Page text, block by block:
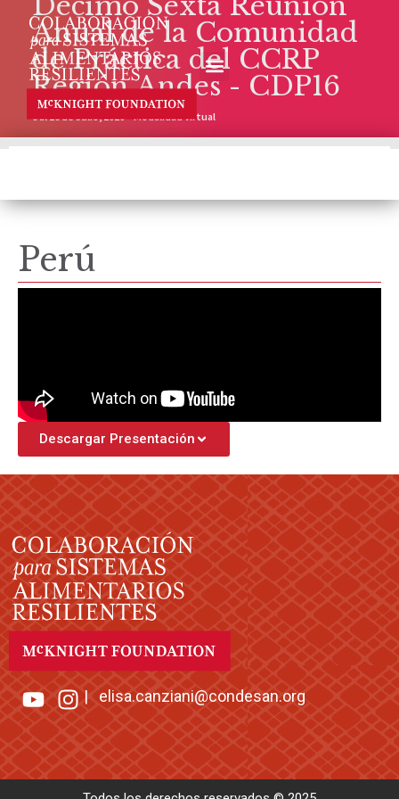
Anual de la Comunidad
de Práctica del CCRP
Región Andes - CDP16
6 al 16 de Julio, 2020 – Modalidad Virtual
Perú
Descargar Presentación
|elisa.canziani@condesan.org